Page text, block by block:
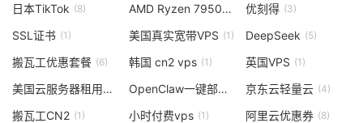
日本TikTok (8) AMD Ryzen 7950 优刻得 (3)
SSL证书 (1) 美国真实宽带VPS (1) DeepSeek (5)
搬瓦工优惠套餐 (6) 韩国 cn2 vps (1) 英国VPS (1)
美国云服务器租用 OpenClaw一键部署 京东云轻量云 (4)
搬瓦工CN2 (1) 小时付费vps (1) 阿里云优惠券 (8)